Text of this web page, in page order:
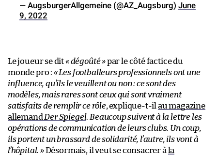
— AugsburgerAllgemeine (@AZ_Augsburg) June
9, 2022
Le joueur se dit« dégoûté »par le côté factice du
monde pro : « Les footballeurs professionnels ont une
influence, qu’ils le veuillent ou non : ce sont des
modèles, mais rares sont ceux qui sont vraiment
satisfaits de remplir ce rôle, explique-t-il au magazine
allemand Der Spiegel. Beaucoup suivent à la lettre les
opérations de communication de leurs clubs. Un coup,
ils portent un brassard de solidarité, l’autre, ils vont à
l’hôpital. »Désormais, il veut se consacrer à la